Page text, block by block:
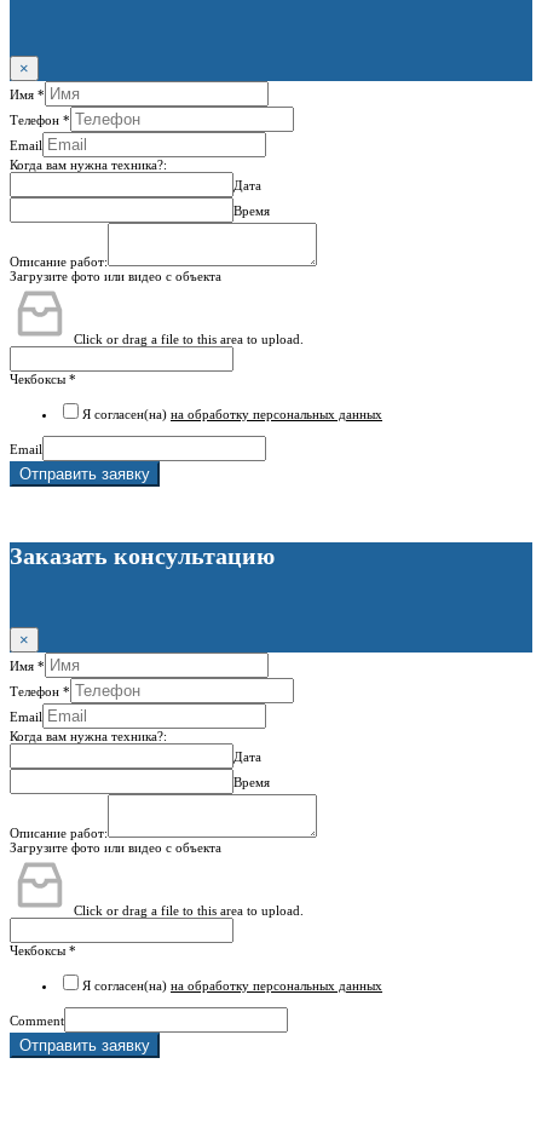
×
Имя *
Телефон *
Email
Когда вам нужна техника?:
Дата
Время
Описание работ:
Загрузите фото или видео с объекта
Click or drag a file to this area to upload.
Чекбоксы *
Я согласен(на) на обработку персональных данных
Email
Отправить заявку
Заказать консультацию
×
Имя *
Телефон *
Email
Когда вам нужна техника?:
Дата
Время
Описание работ:
Загрузите фото или видео с объекта
Click or drag a file to this area to upload.
Чекбоксы *
Я согласен(на) на обработку персональных данных
Comment
Отправить заявку